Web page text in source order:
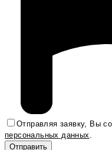
Отправляя заявку, Вы
персональных данных.